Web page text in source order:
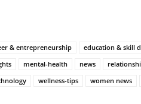
& entrepreneurship education & skill
mental-health news
wellness-tips women news